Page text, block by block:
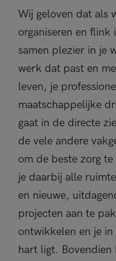
Wij geloven dat als
organiseren en flink
samen plezier in je
werk dat past en
leven, je
maatschappelijke
gaat in de directe
de vele andere
om de beste zorg
je daarbij alle
en nieuwe,
projecten aan te
ontwikkelen en je
hart ligt. Bovendien